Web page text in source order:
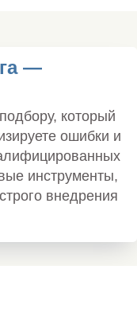
—
который
ошибки и
инструменты,
внедрения